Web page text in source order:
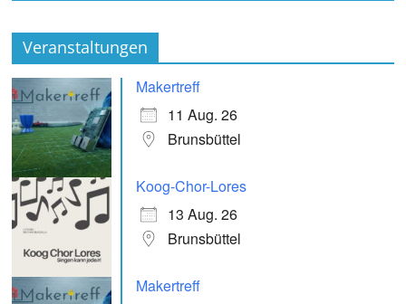
Veranstaltungen
Makertreff
11 Aug. 26
Brunsbüttel
Koog-Chor-Lores
13 Aug. 26
Brunsbüttel
Makertreff